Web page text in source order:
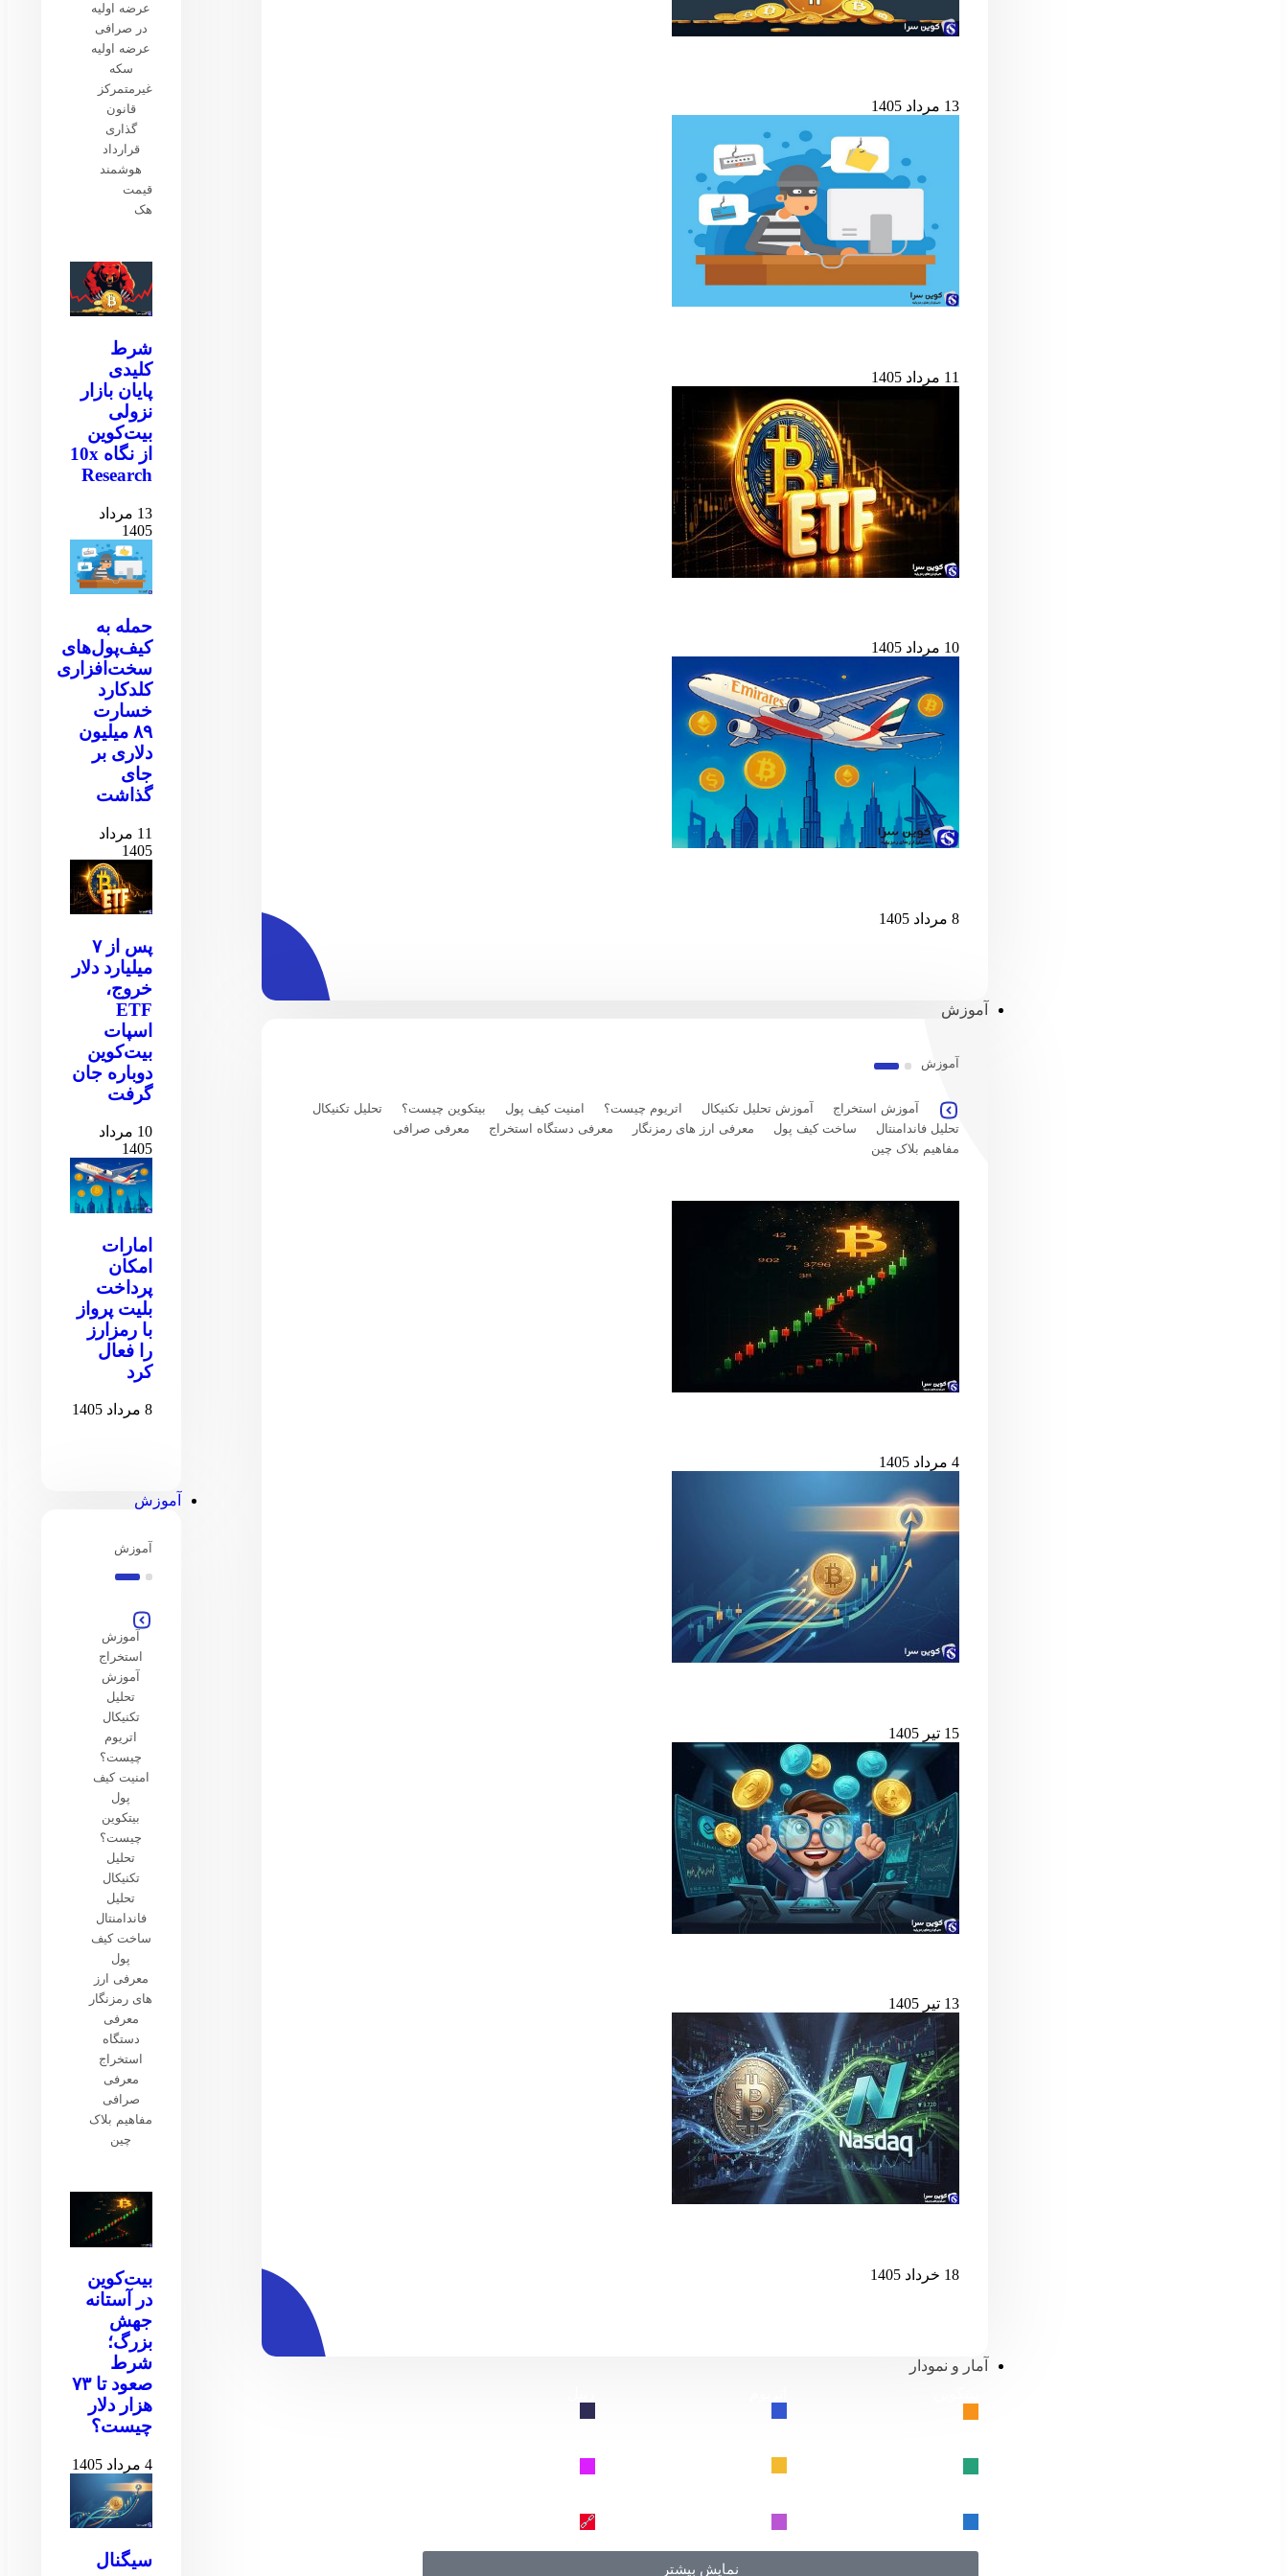
13 مرداد 1405
11 مرداد 1405
10 مرداد 1405
8 مرداد 1405
آموزش
آموزش
آموزش استخراج آموزش تحلیل تکنیکال اتریوم چیست؟ امنیت کیف پول بیتکوین چیست؟
تحلیل تکنیکال
تحلیل فاندامنتال
ساخت کیف پول معرفی ارز های رمزنگار معرفی دستگاه استخراج
معرفی صرافی
مفاهیم بلاک چین
4 مرداد 1405
15 تیر 1405
13 تیر 1405
18 خرداد 1405
آمار و نمودار
🔗
نمایش بیشتر
عرضه اولیه
در صرافی
عرضه اولیه
سکه
غیرمتمرکز
قانون
گذاری
قرارداد
هوشمند
قیمت
هک
شرط
کلیدی
پایان بازار
نزولی
بیت‌کوین
از نگاه 10x
Research
13 مرداد
1405
حمله به
کیف‌پول‌های
سخت‌افزاری
کلدکارد
خسارت
۸۹ میلیون
دلاری بر
جای
گذاشت
11 مرداد
1405
پس از ۷
میلیارد دلار
خروج،
ETF
اسپات
بیت‌کوین
دوباره جان
گرفت
10 مرداد
1405
امارات
امکان
پرداخت
بلیت پرواز
با رمزارز
را فعال
کرد
8 مرداد 1405
آموزش
آموزش
آموزش
استخراج
آموزش
تحلیل
تکنیکال
اتریوم
چیست؟
امنیت کیف
پول
بیتکوین
چیست؟
تحلیل
تکنیکال
تحلیل
فاندامنتال
ساخت کیف
پول
معرفی ارز
های رمزنگار
معرفی
دستگاه
استخراج
معرفی
صرافی
مفاهیم بلاک
چین
بیت‌کوین
در آستانه
جهش
بزرگ؛
شرط
صعود تا ۷۳
هزار دلار
چیست؟
4 مرداد 1405
سیگنال